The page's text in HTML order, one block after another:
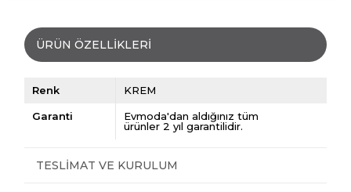
ÜRÜN ÖZELLIKLERI
Renk KREM
Garanti
Evmoda'dan aldığınız tüm
ürünler 2 yıl garantilidir.
TESLIMAT VE KURULUM